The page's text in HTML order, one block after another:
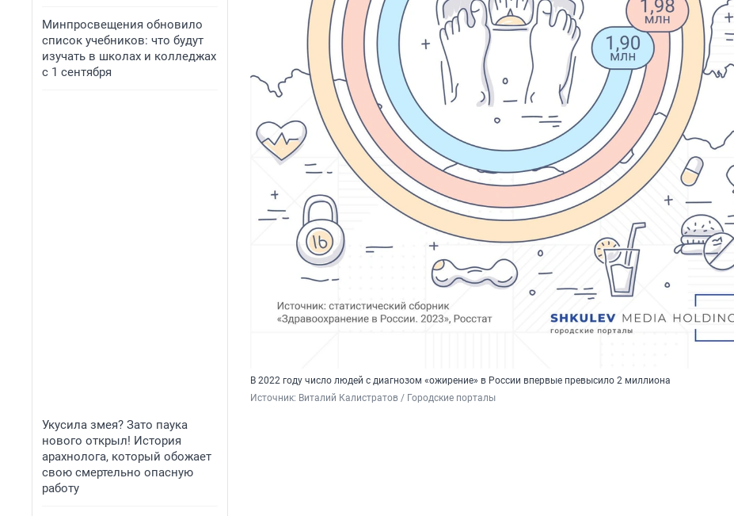
Минпросвещения обновило
список учебников: что будут
изучать в школах и колледжах
с 1 сентября
Укусила змея? Зато паука
нового открыл! История
арахнолога, который обожает
свою смертельно опасную
работу
В 2022 году число людей с диагнозом «ожирение» в России впервые превысило 2 миллиона
Источник: Виталий Калистратов / Городские порталы